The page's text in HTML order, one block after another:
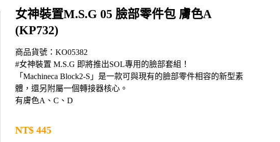
女神裝置M.S.G 05 臉部零件包 膚色A
(KP732)
商品貨號：KO05382
#女神裝置 M.S.G 即將推出SOL專用的臉部套組！
「Machineca Block2-S」是一款可與現有的臉部零件相容的新型素
體，還另附屬一個轉接器核心。
有膚色A、C、D
NT$445